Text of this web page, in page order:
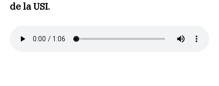
de la USI.